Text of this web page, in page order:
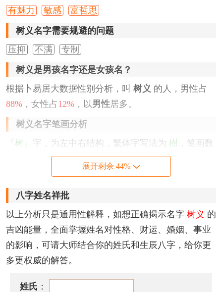
有魅力
敏感 富哲思
树义名字需要规避的问题
压抑
不满 专制
树义是男孩名字还是女孩名？
根据卜易居大数据性别分析，叫 树义 的人，男性占
88% ，女性占 12% ，以男性居多。
树义名字笔画分析
『树』 字，为左中右结构，繁体字写法为 樹
，笔画数
字，为单一结构，繁体字写法为義，笔画数为
划。
该名字的五格笔画搭配为： 9-3，五格大吉。
树义名字性格印象
真，但不耐太繁重的工作，成功是有限的。
展开剩余 44%
八字姓名祥批
以上分析只是通用性解释，如想正确揭示名字 树义 的
吉凶能量，全面掌握姓名对性格、财运、婚姻、事业
的影响，可请大师结合你的姓氏和生辰八字，给你更
多更权威的解答。
姓氏 ：